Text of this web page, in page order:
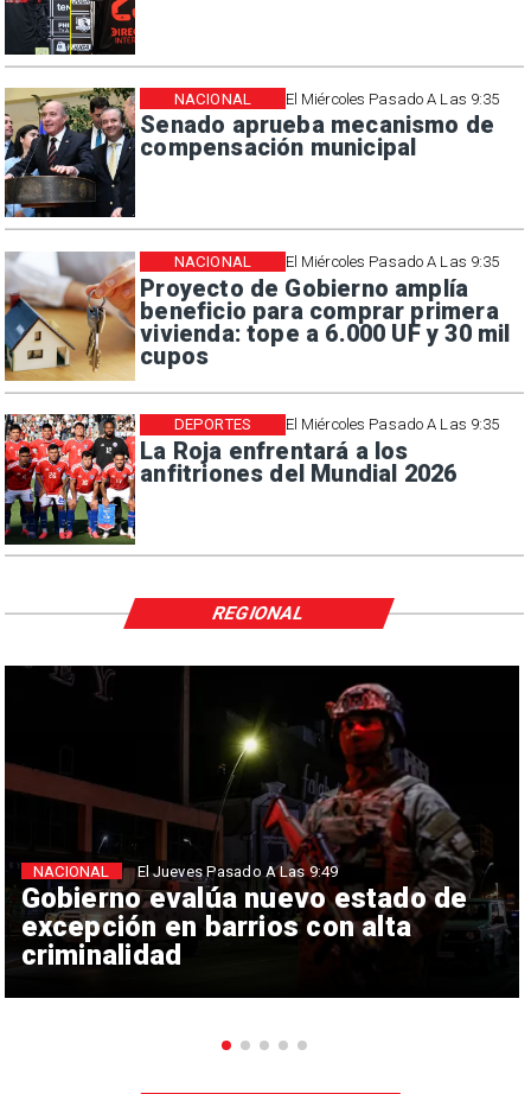
El Miércoles Pasado A Las 9:35
Senado aprueba mecanismo de
compensación municipal
NACIONAL
El Miércoles Pasado A Las 9:35
Proyecto de Gobierno amplía
beneficio para comprar primera
vivienda: tope a 6.000 UF y 30 mil
cupos
NACIONAL
El Miércoles Pasado A Las 9:35
La Roja enfrentará a los
anfitriones del Mundial 2026
DEPORTES
Gobierno evalúa nuevo estado de
excepción en barrios con alta
criminalidad
NACIONAL El Jueves Pasado A Las 9:49
REGIONAL